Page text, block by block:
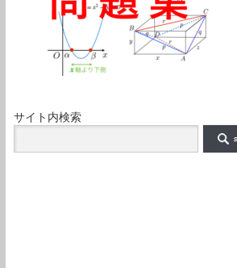
サイト内検索